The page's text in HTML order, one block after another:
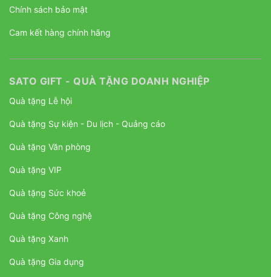
Chính sách bảo mật
Cam kết hàng chính hãng
SATO GIFT - QUÀ TẶNG DOANH NGHIỆP
Quà tặng Lễ hội
Quà tặng Sự kiện - Du lịch - Quảng cáo
Quà tặng Văn phòng
Quà tặng VIP
Quà tặng Sức khoẻ
Quà tặng Công nghệ
Quà tặng Xanh
Quà tặng Gia dụng